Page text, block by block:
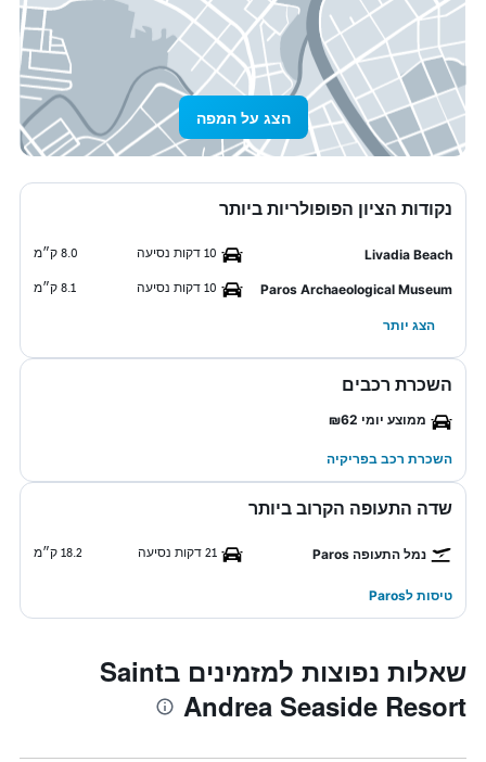
הצג על המפה
נקודות הציון הפופולריות ביותר
Livadia Beach 10 דקות נסיעה 8.0 ק״מ
Paros Archaeological Museum 10 דקות נסיעה 8.1 ק״מ
הצג יותר
השכרת רכבים
ממוצע יומי ₪62
השכרת רכב בפריקיה
שדה התעופה הקרוב ביותר
נמל התעופה Paros 21 דקות נסיעה 18.2 ק״מ
טיסות לParos
שאלות נפוצות למזמינים בSaint
Andrea Seaside Resort